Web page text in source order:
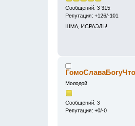
Сообщений: 3 315
Репутация: +126/-101
ШМА, ИСРАЭЛЬ!
Молодой
Сообщений: 3
Репутация: +0/-0